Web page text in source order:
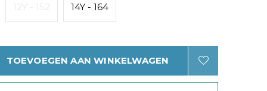
12Y - 152 14Y - 164
TOEVOEGEN AAN WINKELWAGEN